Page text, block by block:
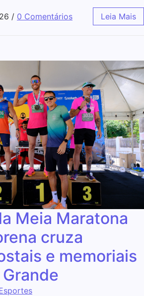
/ 0 Comentários Leia Mais
Meia Maratona
cruza
e memoriais